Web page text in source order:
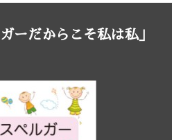
ーだからこそ私は私」